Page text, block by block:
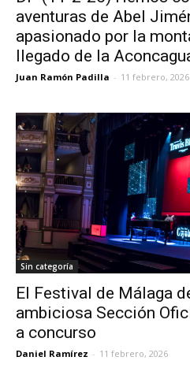
aventuras de Abel
apasionado por la
llegado de la
Juan Ramón Padilla - 11 febrero, 2026
Sin categoría
El Festival de Málaga
ambiciosa Sección
a concurso
Daniel Ramírez - 11 febrero, 2026